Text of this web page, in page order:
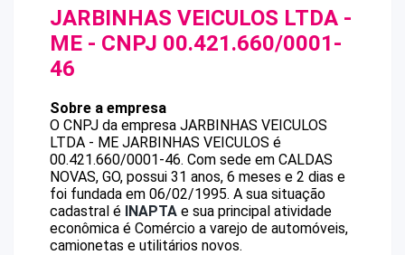
JARBINHAS VEICULOS LTDA -
ME - CNPJ 00.421.660/0001-
46
Sobre a empresa
O CNPJ da empresa JARBINHAS VEICULOS
LTDA - ME JARBINHAS VEICULOS é
00.421.660/0001-46. Com sede em CALDAS
NOVAS, GO, possui 31 anos, 6 meses e 2 dias e
foi fundada em 06/02/1995. A sua situação
cadastral é INAPTA e sua principal atividade
econômica é Comércio a varejo de automóveis,
camionetas e utilitários novos.